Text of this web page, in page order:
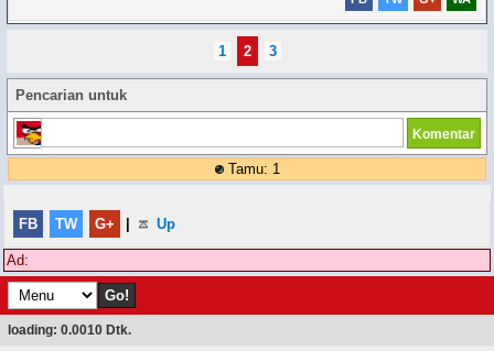
1 2 3
Pencarian untuk
Tamu: 1
FB TW G+ | Up
Ad:
loading: 0.0010 Dtk.